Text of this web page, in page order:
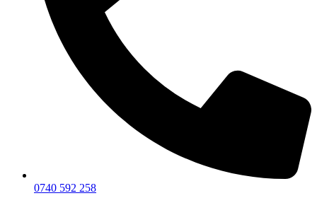
0740 592 258